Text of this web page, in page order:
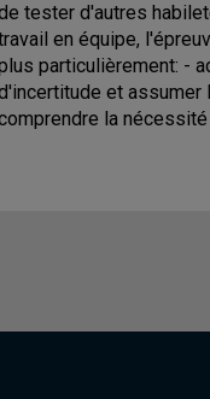
tester d'autres
en équipe,
particulièrement: -
et
la